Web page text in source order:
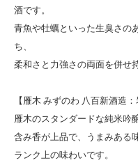
酒です。
青魚や牡蠣といった生臭さの
ち、
柔和さと力強さの両面を併せ
【雁木 みずのわ 八百新酒造：
雁木のスタンダードな純米吟醸
含み香が上品で、うまみある
ランク上の味わいです。